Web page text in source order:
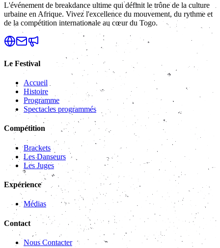
L'événement de breakdance ultime qui définit le trône de la culture
urbaine en Afrique. Vivez l'excellence du mouvement, du rythme et
de la compétition internationale au cœur du Togo.
Le Festival
Accueil
Histoire
Programme
Spectacles programmés
Compétition
Brackets
Les Danseurs
Les Juges
Expérience
Médias
Contact
Nous Contacter